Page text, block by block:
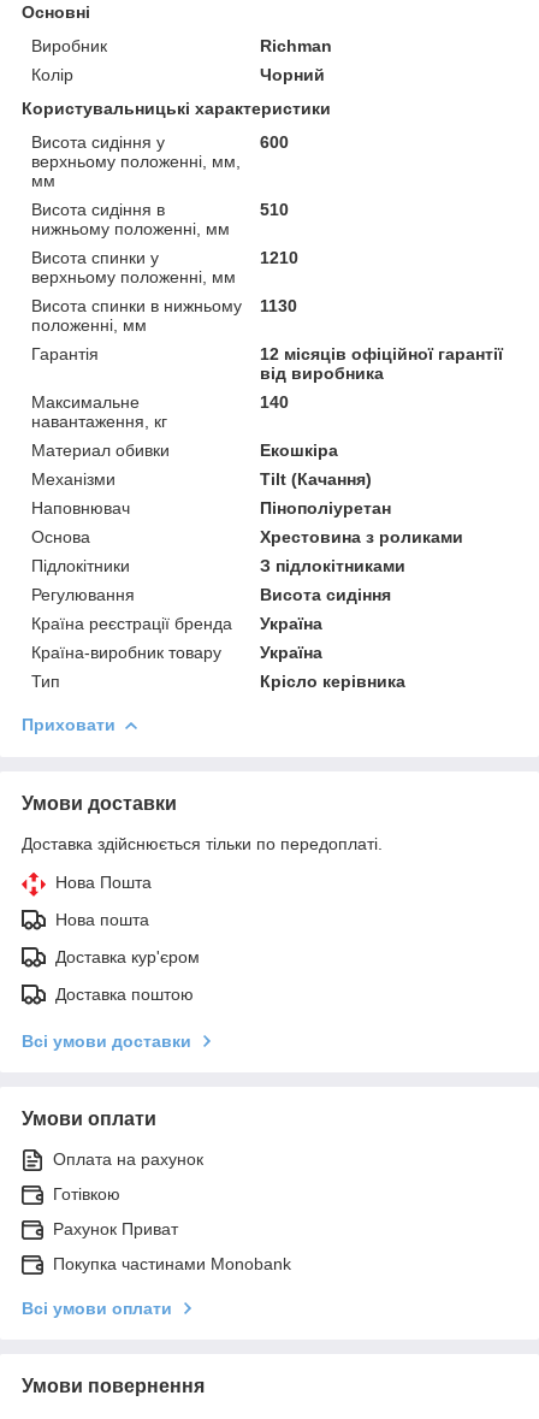
Основні
Виробник
Richman
Колір
Чорний
Користувальницькі характеристики
Висота сидіння у
верхньому положенні, мм,
мм
600
Висота сидіння в
нижньому положенні, мм
510
Висота спинки у
верхньому положенні, мм
1210
Висота спинки в нижньому
положенні, мм
1130
Гарантія
12 місяців офіційної гарантії
від виробника
Максимальне
навантаження, кг
140
Материал обивки
Екошкіра
Механізми
Tilt (Качання)
Наповнювач
Пінополіуретан
Основа
Хрестовина з роликами
Підлокітники
З підлокітниками
Регулювання
Висота сидіння
Країна реєстрації бренда
Україна
Країна-виробник товару
Україна
Тип
Крісло керівника
Приховати
Умови доставки
Доставка здійснюється тільки по передоплаті.
Нова Пошта
Нова пошта
Доставка кур'єром
Доставка поштою
Всі умови доставки
Умови оплати
Оплата на рахунок
Готівкою
Рахунок Приват
Покупка частинами Monobank
Всі умови оплати
Умови повернення